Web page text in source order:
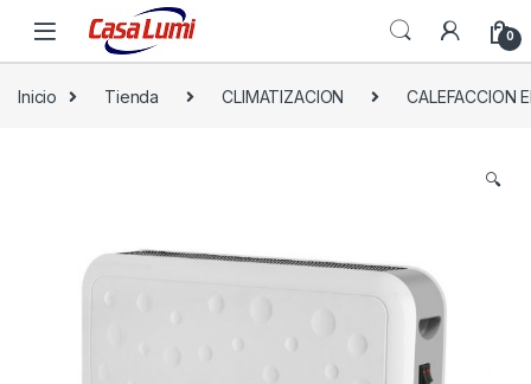
0
Inicio Tienda CLIMATIZACION CALEFACCION
🔍